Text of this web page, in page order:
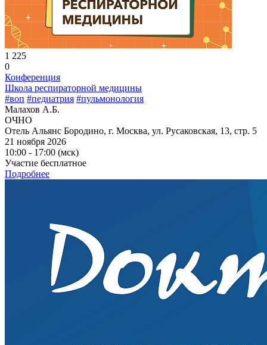
1 225
0
Конференция
Школа респираторной медицины
#воп #педиатрия #пульмонология
Малахов А.Б.
ОЧНО
Отель Альянс Бородино, г. Москва, ул. Русаковская, 13, стр. 5
21 ноября 2026
10:00 - 17:00 (мск)
Участие бесплатное
Подробнее